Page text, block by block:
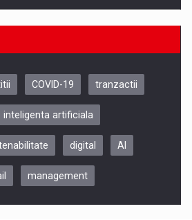
CLUJ, 9 Decembrie
COVID-19 tranzactii
inteligenta artificiala
digital AI
management